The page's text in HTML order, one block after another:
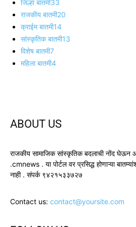
जिल्हा बातमी33
राजकीय बातमी20
क्राईम बातमी14
सांस्कृतिक बातमी13
विशेष बातमी7
महिला बातमी4
ABOUT US
राजकीय सामाजिक सांस्कृतिक बदलाची नोंद घेऊन
.cmnews . या पोर्टल वर प्रसिद्ध होणाऱ्या
नाही . संपर्क ९४२१५३३७२७
Contact us: contact@yoursite.com